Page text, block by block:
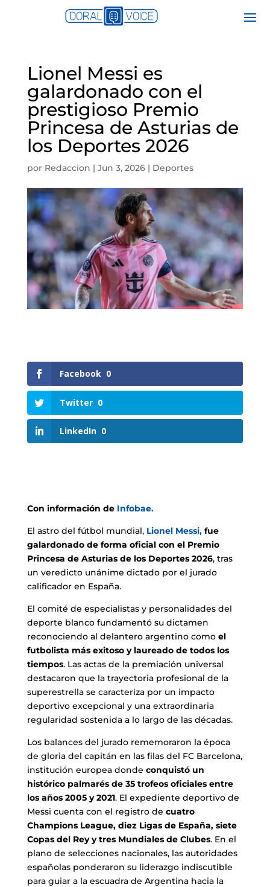
Lionel Messi es
galardonado con el
prestigioso Premio
Princesa de Asturias de
los Deportes 2026
por Redaccion | Jun 3, 2026| Deportes
Facebook 0
Twitter 0
LinkedIn 0
Con información deInfobae.
El astro del fútbol mundial, Lionel Messi,fue
galardonado de forma oficial con el Premio
Princesa de Asturias de los Deportes 2026, tras
un veredicto unánime dictado por el jurado
calificador en España.
El comité de especialistas y personalidades del
deporte blanco fundamentó su dictamen
reconociendo al delantero argentino como el
futbolista más exitoso y laureado de todos los
tiempos. Las actas de la premiación universal
destacaron que la trayectoria profesional de la
superestrella se caracteriza por un impacto
deportivo excepcional y una extraordinaria
regularidad sostenida a lo largo de las décadas.
Los balances del jurado rememoraron la época
de gloria del capitán en las filas del FC Barcelona,
institución europea donde conquistó un
histórico palmarés de 35 trofeos oficiales entre
los años 2005 y 2021. El expediente deportivo de
Messi cuenta con el registro de cuatro
Champions League, diez Ligas de España, siete
Copas del Rey y tres Mundiales de Clubes. En el
plano de selecciones nacionales, las autoridades
españolas ponderaron su liderazgo indiscutible
para guiar a la escuadra de Argentina hacia la